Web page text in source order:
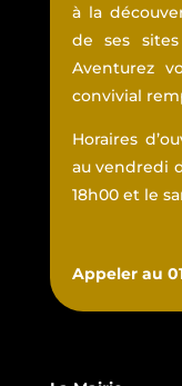
à la
de ses sites
Aventurez
convivial
Horaires
au vendredi
18h00 et le
Appeler au